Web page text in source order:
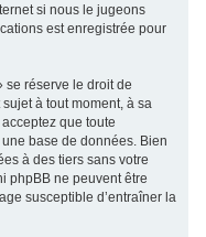
si nous le jugeons
est enregistrée pour
se réserve le droit de
à tout moment, à sa
que toute
base de données. Bien
à des tiers sans votre
phpBB ne peuvent être
susceptible d’entraîner la